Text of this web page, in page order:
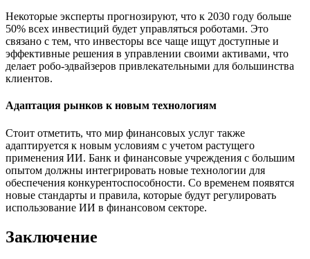
Некоторые эксперты прогнозируют, что к 2030 году больше
50% всех инвестиций будет управляться роботами. Это
связано с тем, что инвесторы все чаще ищут доступные и
эффективные решения в управлении своими активами, что
делает робо-эдвайзеров привлекательными для большинства
клиентов.
Адаптация рынков к новым технологиям
Стоит отметить, что мир финансовых услуг также
адаптируется к новым условиям с учетом растущего
применения ИИ. Банк и финансовые учреждения с большим
опытом должны интегрировать новые технологии для
обеспечения конкурентоспособности. Со временем появятся
новые стандарты и правила, которые будут регулировать
использование ИИ в финансовом секторе.
Заключение